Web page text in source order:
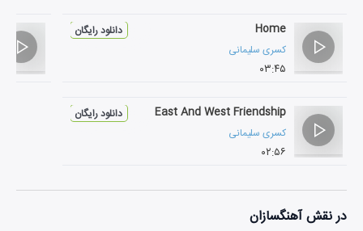
Home
کسری سلیمانی
۰۳:۴۵
دانلود رایگان
East And West Friendship
کسری سلیمانی
۰۲:۵۶
دانلود رایگان
در نقشآهنگسازان